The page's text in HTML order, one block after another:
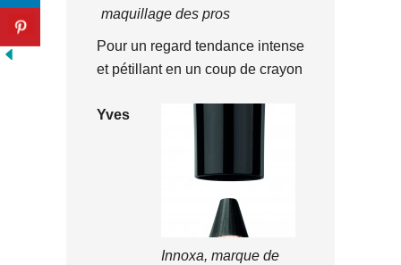
maquillage des pros
Pour un regard tendance intense
et pétillant en un coup de crayon
Innoxa, marque de
Yves